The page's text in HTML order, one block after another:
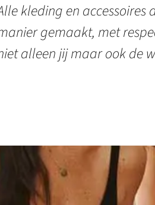
kleding en
gemaakt, met
alleen jij maar ook de